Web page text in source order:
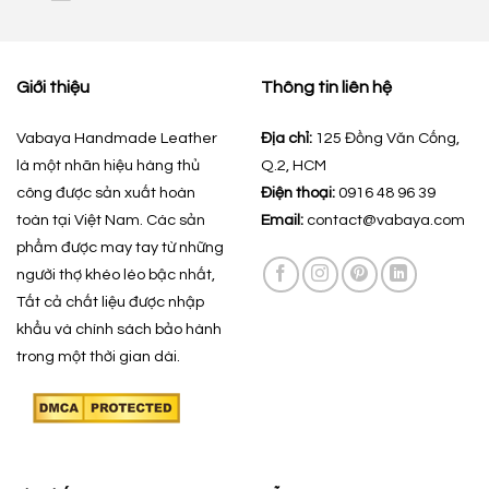
Giới thiệu
Vabaya Handmade Leather
là một nhãn hiệu hàng thủ
công được sản xuất hoàn
toàn tại Việt Nam. Các sản
phẩm được may tay từ những
người thợ khéo léo bậc nhất,
Tất cả chất liệu được nhập
khẩu và chính sách bảo hành
trong một thời gian dài.
Thông tin liên hệ
Địa chỉ: 125 Đồng Văn Cống,
Q.2, HCM
Điện thoại: 0916 48 96 39
Email: contact@vabaya.com